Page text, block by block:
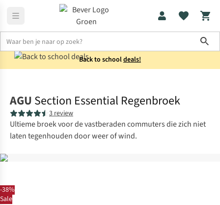
Back to schooldeals!
-38%
Sale
AGU Section Essential Regenbroek
3 review
Ultieme broek voor de vastberaden commuters die zich niet
laten tegenhouden door weer of wind.